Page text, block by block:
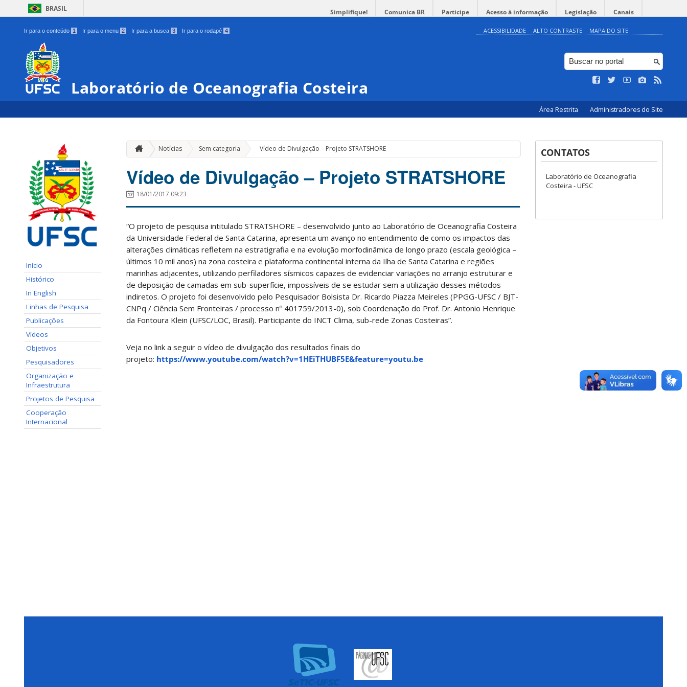
BRASIL Simplifique! Comunica BR Participe Acesso à informação Legislação Canais
Ir para o conteúdo 1 Ir para o menu 2 Ir para a busca 3 Ir para o rodapé 4 ACESSIBILIDADE ALTO CONTRASTE MAPA DO SITE
Laboratório de Oceanografia Costeira
Área Restrita Administradores do Site
Início
Histórico
In English
Linhas de Pesquisa
Publicações
Vídeos
Objetivos
Pesquisadores
Organização e
Infraestrutura
Projetos de Pesquisa
Cooperação
Internacional
Notícias Sem categoria » Vídeo de Divulgação – Projeto STRATSHORE
Vídeo de Divulgação – Projeto STRATSHORE
18/01/2017 09:23
“O projeto de pesquisa intitulado STRATSHORE – desenvolvido junto ao Laboratório de Oceanografia Costeira
da Universidade Federal de Santa Catarina, apresenta um avanço no entendimento de como os impactos das
alterações climáticas refletem na estratigrafia e na evolução morfodinâmica de longo prazo (escala geológica –
últimos 10 mil anos) na zona costeira e plataforma continental interna da Ilha de Santa Catarina e regiões
marinhas adjacentes, utilizando perfiladores sísmicos capazes de evidenciar variações no arranjo estruturar e
de deposição de camadas em sub-superfície, impossíveis de se estudar sem a utilização desses métodos
indiretos. O projeto foi desenvolvido pelo Pesquisador Bolsista Dr. Ricardo Piazza Meireles (PPGG-UFSC / BJT-
CNPq / Ciência Sem Fronteiras / processo nº 401759/2013-0), sob Coordenação do Prof. Dr. Antonio Henrique
da Fontoura Klein (UFSC/LOC, Brasil). Participante do INCT Clima, sub-rede Zonas Costeiras”.
Veja no link a seguir o vídeo de divulgação dos resultados finais do
projeto: https://www.youtube.com/watch?v=1HEiTHUBF5E&feature=youtu.be
CONTATOS
Laboratório de Oceanografia
Costeira - UFSC